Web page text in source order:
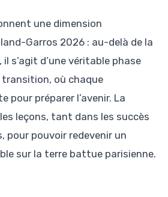
une dimension
Garros 2026 : au-delà de la
s’agit d’une véritable phase
transition, où chaque
pour préparer l’avenir. La
leçons, tant dans les succès
pour pouvoir redevenir un
sur la terre battue parisienne.